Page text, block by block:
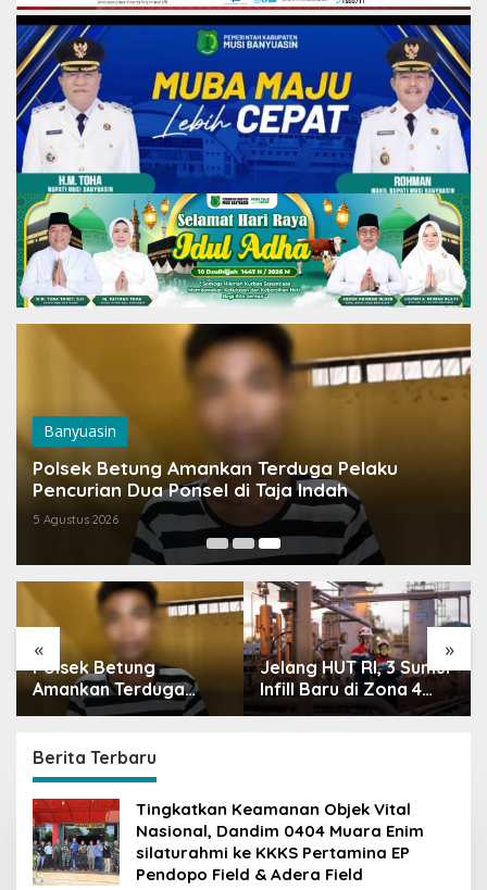
Banyuasin
Polsek Betung Amankan Terduga Pelaku
Pencurian Dua Ponsel di Taja Indah
5 Agustus 2026
« »
Polsek Betung
Amankan Terduga
Pelaku Pencurian Dua
Jelang HUT RI, 3 Sumur
Infill Baru di Zona 4
Dukung Kedaulatan
Berita Terbaru
K
A
B
A
R
Tingkatkan Keamanan Objek Vital
Nasional, Dandim 0404 Muara Enim
silaturahmi ke KKKS Pertamina EP
Pendopo Field & Adera Field